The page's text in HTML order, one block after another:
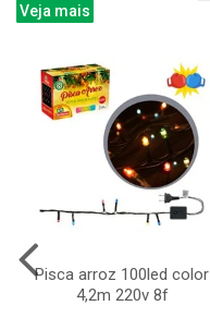
Veja mais
Pisca arroz 100led color
4,2m 220v 8f